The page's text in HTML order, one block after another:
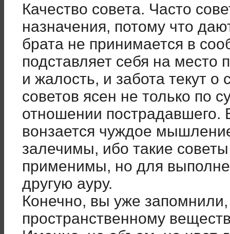
Качество совета. Часто
назначения, потому что
брата не принимается в
подставляет себя на место
и жалость, и забота текут
советов ясен не только по
отношении пострадавшего.
вонзается чуждое
залечимы, ибо такие
применимы, но для
другую ауру.
Конечно, вы уже
пространственному